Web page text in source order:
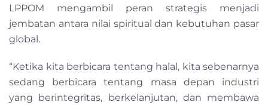
LPPOM mengambil peran strategis menjadi
jembatan antara nilai spiritual dan kebutuhan pasar
global.
“Ketika kita berbicara tentang halal, kita sebenarnya
sedang berbicara tentang masa depan industri
yang berintegritas, berkelanjutan, dan membawa